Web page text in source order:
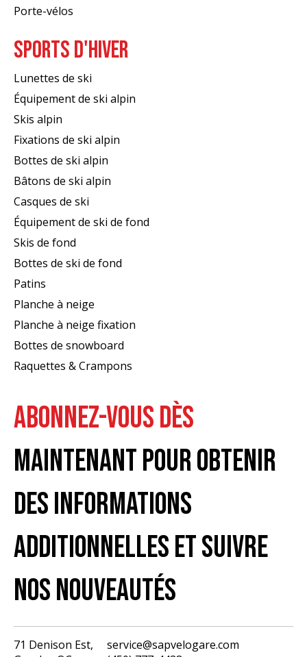
Porte-vélos
SPORTS D'HIVER
Lunettes de ski
Équipement de ski alpin
Skis alpin
Fixations de ski alpin
Bottes de ski alpin
Bâtons de ski alpin
Casques de ski
Équipement de ski de fond
Skis de fond
Bottes de ski de fond
Patins
Planche à neige
Planche à neige fixation
Bottes de snowboard
Raquettes & Crampons
ABONNEZ-VOUS DÈS
MAINTENANT POUR OBTENIR
DES INFORMATIONS
ADDITIONNELLES ET SUIVRE
NOS NOUVEAUTÉS
71 Denison Est,
service@sapvelogare.com